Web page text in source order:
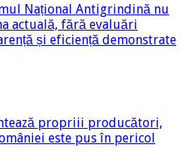
Național Antigrindină nu
actuală, fără evaluări
și eficiență demonstrate
propriii producători,
este pus în pericol